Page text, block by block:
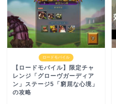
ロードモバイル
【ロードモバイル】限定チャ
レンジ「グローヴガーディア
ン」ステージ5「窮屈な心境」
の攻略